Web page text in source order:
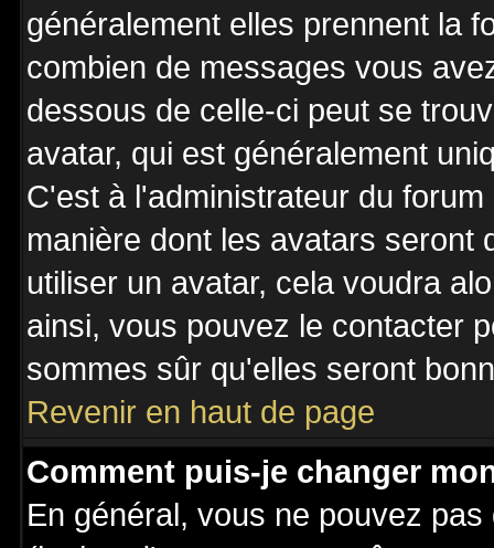
généralement elles prennent la
combien de messages vous
dessous de celle-ci peut se
avatar, qui est généralement
C'est à l'administrateur du
manière dont les avatars seront
utiliser un avatar, cela voudra
ainsi, vous pouvez le contacter
sommes sûr qu'elles seront
Revenir en haut de page
Comment puis-je changer
En général, vous ne pouvez